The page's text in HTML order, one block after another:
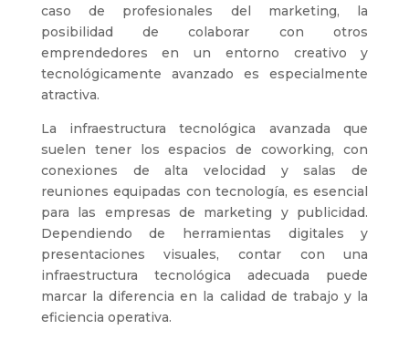
caso de profesionales del marketing, la
posibilidad de colaborar con otros
emprendedores en un entorno creativo y
tecnológicamente avanzado es especialmente
atractiva.
La infraestructura tecnológica avanzada que
suelen tener los espacios de coworking, con
conexiones de alta velocidad y salas de
reuniones equipadas con tecnología, es esencial
para las empresas de marketing y publicidad.
Dependiendo de herramientas digitales y
presentaciones visuales, contar con una
infraestructura tecnológica adecuada puede
marcar la diferencia en la calidad de trabajo y la
eficiencia operativa.